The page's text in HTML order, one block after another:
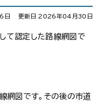
日 更新日 2026年04月30日
て認定した路線網図で
網図です。その後の市道